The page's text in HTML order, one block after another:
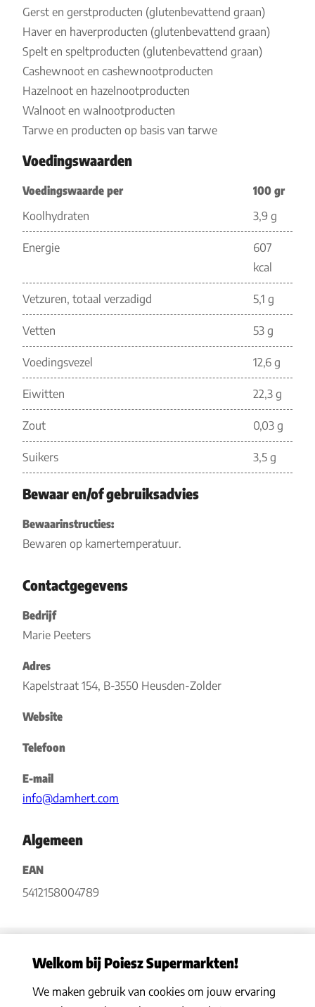
Gerst en gerstproducten (glutenbevattend graan)
Haver en haverproducten (glutenbevattend graan)
Spelt en speltproducten (glutenbevattend graan)
Cashewnoot en cashewnootproducten
Hazelnoot en hazelnootproducten
Walnoot en walnootproducten
Tarwe en producten op basis van tarwe
Voedingswaarden
Voedingswaarde per
100 gr
Koolhydraten
3,9 g
Energie
607
kcal
Vetzuren, totaal verzadigd 5,1 g
Vetten 53 g
Voedingsvezel 12,6 g
Eiwitten 22,3 g
Zout 0,03 g
Suikers 3,5 g
Bewaar en/of gebruiksadvies
Bewaarinstructies:
Bewaren op kamertemperatuur.
Contactgegevens
Bedrijf
Marie Peeters
Adres
Kapelstraat 154, B-3550 Heusden-Zolder
Website
Telefoon
E-mail
info@damhert.com
Algemeen
EAN
5412158004789
Privacy statement|Algemene voorwaarden |Hoe werkt het |
Welkom bij Poiesz Supermarkten!
We maken gebruik van cookies om jouw ervaring